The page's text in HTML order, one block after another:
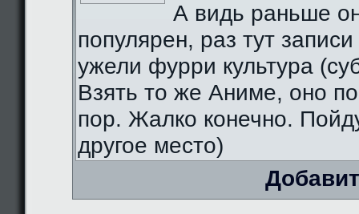
А видь раньше
популярен, раз тут
ужели фурри культура
Взять то же Аниме, оно
пор. Жалко конечно.
другое место)